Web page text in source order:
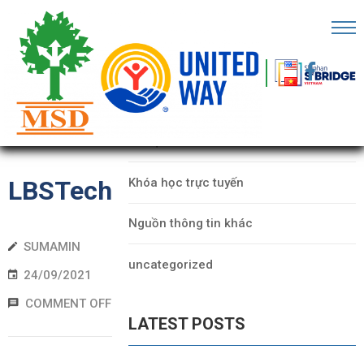
LBSTech
SUMAMIN
24/09/2021
COMMENT OFF
CATEGORIES
Khóa học trực tuyến
Nguồn thông tin khác
uncategorized
LATEST POSTS